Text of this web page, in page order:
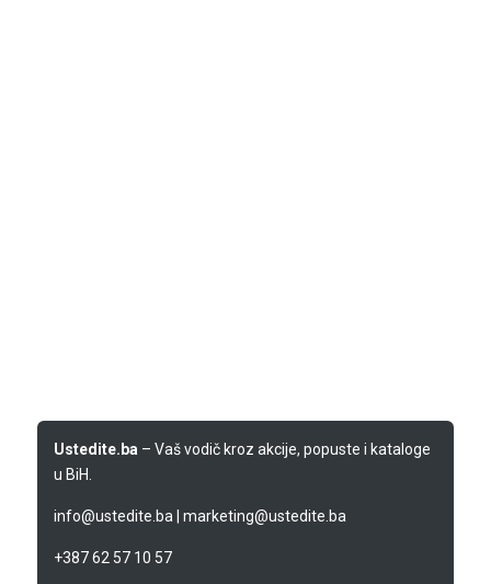
Ustedite.ba – Vaš vodič kroz akcije, popuste i kataloge
u BiH.
info@ustedite.ba marketing@ustedite.ba
+387 62 57 10 57